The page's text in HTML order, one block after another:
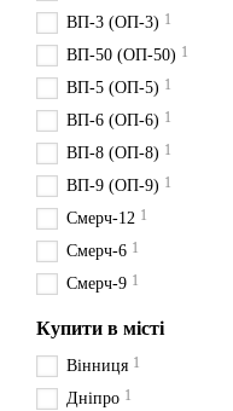
ВП-3 (ОП-3) 1
ВП-50 (ОП-50) 1
ВП-5 (ОП-5) 1
ВП-6 (ОП-6) 1
ВП-8 (ОП-8) 1
ВП-9 (ОП-9) 1
Смерч-12 1
Смерч-6 1
Смерч-9 1
Купити в місті
Вінниця 1
Дніпро 1